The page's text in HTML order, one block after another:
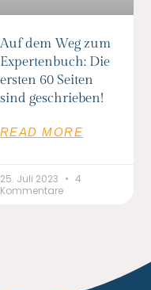
Auf dem Weg zum
Expertenbuch: Die
ersten 60 Seiten
sind geschrieben!
READ MORE
25. Juli 2023
4
Kommentare